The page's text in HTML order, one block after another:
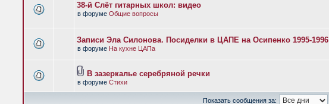
38-й Слёт гитарных школ: видео
в форуме Общие вопросы
Записи Эла Силонова. Посиделки в ЦАПЕ на Осипенко 1995-1996
в форуме На кухне ЦАПа
В зазеркалье серебряной речки
в форуме Стихи
Показать сообщения за: